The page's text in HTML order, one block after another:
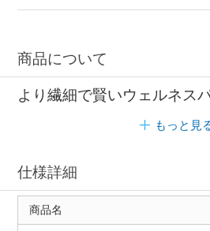
商品について
より繊細で賢いウェルネス
もっと見
仕様詳細
商品名